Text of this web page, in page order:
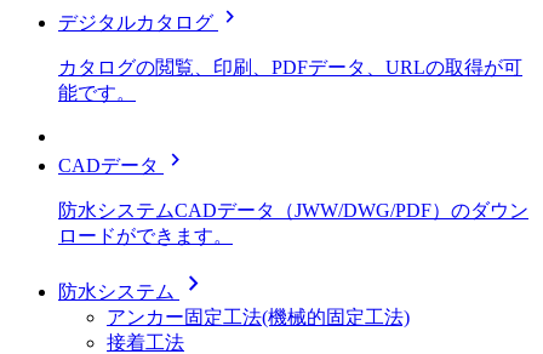
デジタルカタログ chevron_right
カタログの閲覧、印刷、PDFデータ、URLの取得が可
能です。
CADデータ chevron_right
防水システムCADデータ（JWW/DWG/PDF）のダウン
ロードができます。
防水システム chevron_right
アンカー固定工法(機械的固定工法)
接着工法